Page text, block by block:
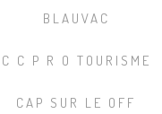
BLAUVAC
C C P R O TOURISME
CAP SUR LE OFF